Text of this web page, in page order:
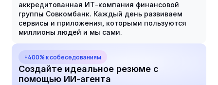
аккредитованная ИТ-компания финансовой
группы Совкомбанк. Каждый день развиваем
сервисы и приложения, которыми пользуются
миллионы людей и мы сами.
+400% к собеседованиям
Создайте идеальное резюме с
помощью ИИ-агента